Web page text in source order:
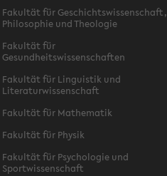
Fakultät für Geschichtswissenschaft,
Philosophie und Theologie
Fakultät für
Gesundheitswissenschaften
Fakultät für Linguistik und
Literaturwissenschaft
Fakultät für Mathematik
Fakultät für Physik
Fakultät für Psychologie und
Sportwissenschaft